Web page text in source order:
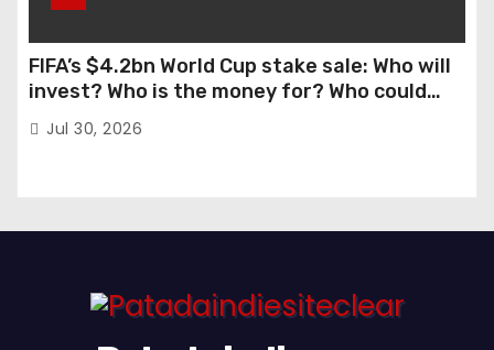
FIFA’s $4.2bn World Cup stake sale: Who will
invest? Who is the money for? Who could
stop this?
Jul 30, 2026